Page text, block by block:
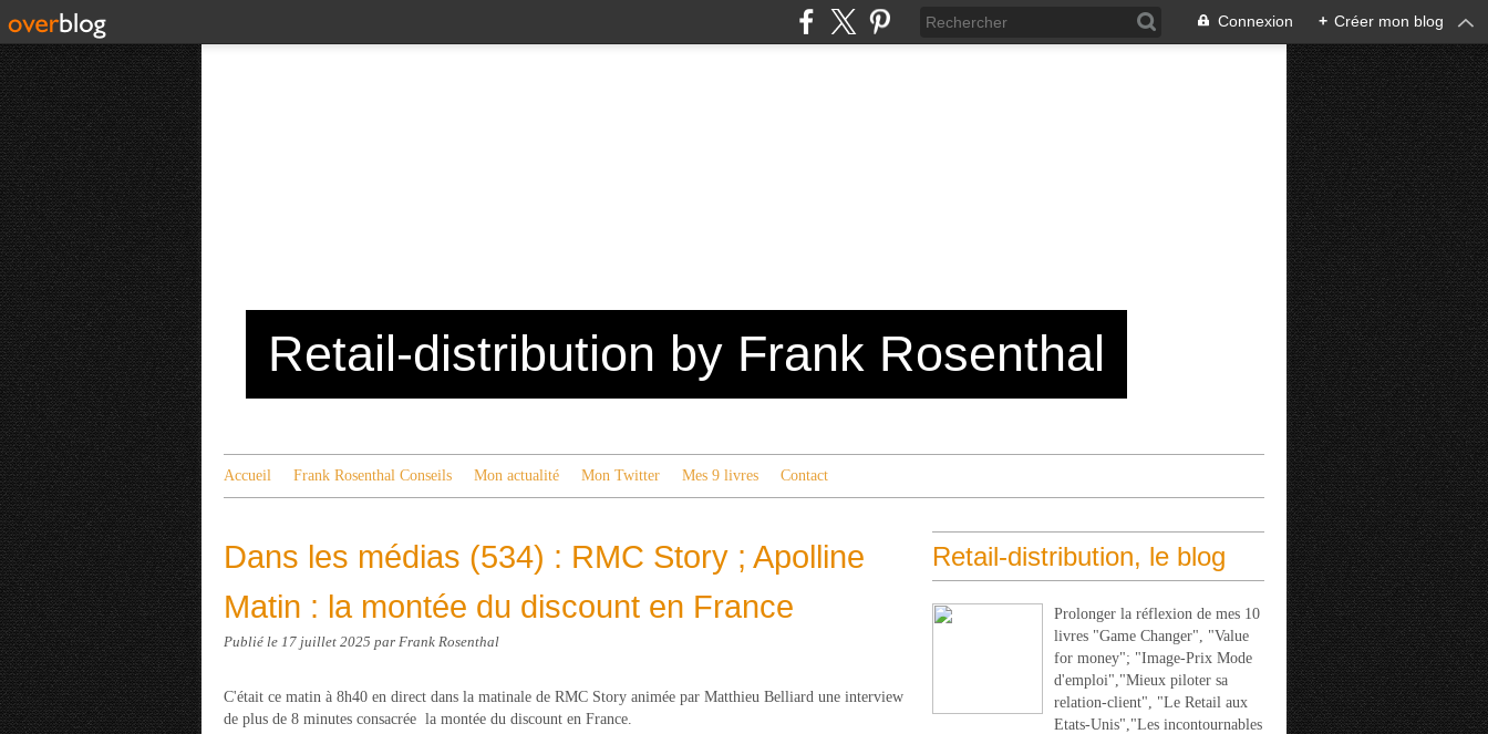
Connexion + Créer mon blog
Retail-distribution by Frank Rosenthal
Accueil Frank Rosenthal Conseils Mon actualité Mon Twitter Mes 9 livres Contact
Dans les médias (534) : RMC Story ; Apolline
Matin : la montée du discount en France
Publié le 17 juillet 2025 par Frank Rosenthal
C'était ce matin à 8h40 en direct dans la matinale de RMC Story animée par Matthieu Belliard une interview
de plus de 8 minutes consacrée la montée du discount en France.
Retail-distribution, le blog
Prolonger la réflexion de mes 10
livres "Game Changer", "Value
for money"; "Image-Prix Mode
d'emploi","Mieux piloter sa
relation-client", "Le Retail aux
Etats-Unis","Les incontournables